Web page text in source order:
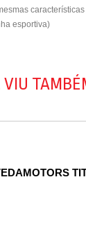
esportiva)
VIU